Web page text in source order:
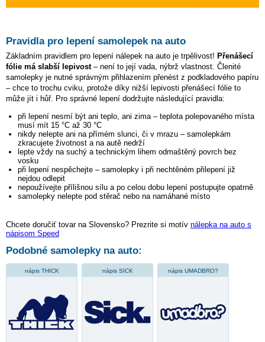
Pravidla pro lepení samolepek na auto
Základním pravidlem pro lepení nálepek na auto je trpělivost! Přenášecí
fólie má slabší lepivost– není to její vada, nýbrž vlastnost. Členité
samolepky je nutné správným přihlazením přenést z podkladového papíru
– chce to trochu cviku, protože díky nižší lepivosti přenášecí fólie to
může jít i hůř. Pro správné lepení dodržujte následující pravidla:
při lepení nesmí být ani teplo, ani zima – teplota polepovaného místa
musí mít 15 °C až 30 °C
nikdy nelepte ani na přímém slunci, či v mrazu – samolepkám
zkracujete životnost a na autě nedrží
lepte vždy na suchý a technickým lihem odmaštěný povrch bez
vosku
při lepení nespěchejte – samolepky i při nechtěném přilepení již
nejdou odlepit
nepoužívejte přílišnou sílu a po celou dobu lepení postupujte opatrně
samolepky nelepte pod stěrač nebo na namáhané místo
Chcete doručiť tovar na Slovensko? Prezrite si motív nálepka na auto s
nápisom Speed
Podobné samolepky na auto:
nápis THICK nápis SICK nápis UMADBRO?